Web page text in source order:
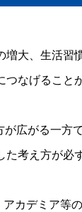
大、生活習
なげること
広がる一方
考え方が必
カデミア等